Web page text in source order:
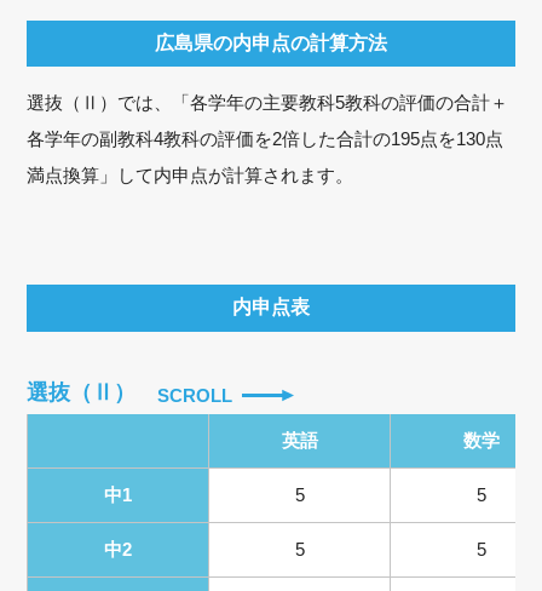
広島県の内申点の計算方法
選抜（Ⅱ）では、「各学年の主要教科5教科の評価の合計＋
各学年の副教科4教科の評価を2倍した合計の195点を130点
満点換算」して内申点が計算されます。
内申点表
選抜（Ⅱ） SCROLL
英語 数学
中1 5 5
中2 5 5